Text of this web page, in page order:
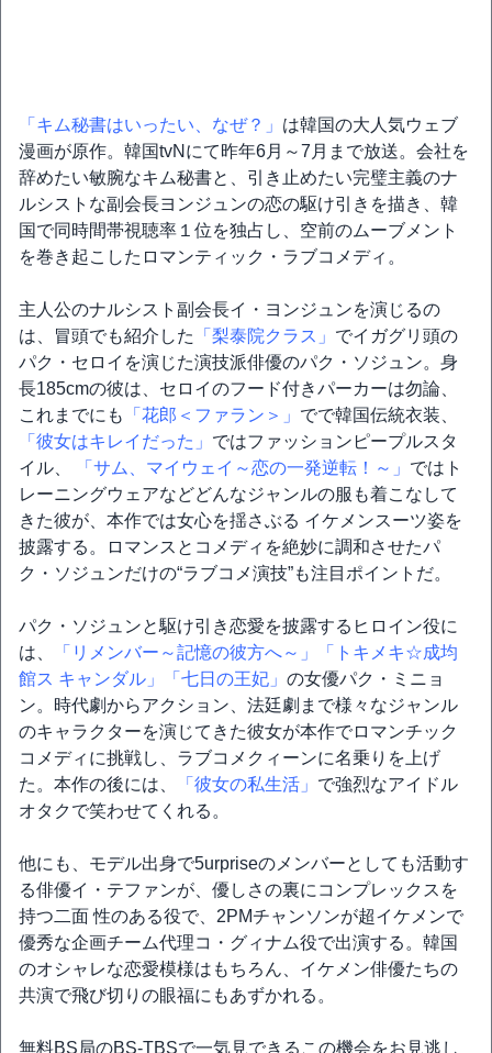
「キム秘書はいったい、なぜ？」 は韓国の大人気ウェブ
漫画が原作。韓国tvNにて昨年6月～7月まで放送。会社を
辞めたい敏腕なキム秘書と、引き止めたい完璧主義のナ
ルシストな副会長ヨンジュンの恋の駆け引きを描き、韓
国で同時間帯視聴率１位を独占し、空前のムーブメント
を巻き起こしたロマンティック・ラブコメディ。
主人公のナルシスト副会長イ・ヨンジュンを演じるの
は、冒頭でも紹介した
「梨泰院クラス」 でイガグリ頭の
パク・セロイを演じた演技派俳優のパク・ソジュン。身
長185cmの彼は、セロイのフード付きパーカーは勿論、
これまでにも
「花郎＜ファラン＞」 でで韓国伝統衣装、
「彼女はキレイだった」 ではファッションピープルスタ
イル、
「サム、マイウェイ～恋の一発逆転！～」 ではト
レーニングウェアなどどんなジャンルの服も着こなして
きた彼が、本作では女心を揺さぶる イケメンスーツ姿を
披露する。ロマンスとコメディを絶妙に調和させたパ
ク・ソジュンだけの“ラブコメ演技”も注目ポイントだ。
パク・ソジュンと駆け引き恋愛を披露するヒロイン役に
は、
「リメンバー～記憶の彼方へ～」
「トキメキ☆成均
館ス キャンダル」
「七日の王妃」 の女優パク・ミニョ
ン。時代劇からアクション、法廷劇まで様々なジャンル
のキャラクターを演じてきた彼女が本作でロマンチック
コメディに挑戦し、ラブコメクィーンに名乗りを上げ
た。本作の後には、
「彼女の私生活」 で強烈なアイドル
オタクで笑わせてくれる。
他にも、モデル出身で5urpriseのメンバーとしても活動す
る俳優イ・テファンが、優しさの裏にコンプレックスを
持つ二面 性のある役で、2PMチャンソンが超イケメンで
優秀な企画チーム代理コ・グィナム役で出演する。韓国
のオシャレな恋愛模様はもちろん、イケメン俳優たちの
共演で飛び切りの眼福にもあずかれる。
無料BS局のBS-TBSで一気見できるこの機会をお見逃し